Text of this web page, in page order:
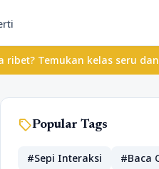
kelas seru dan materi
sellPopular Tags
#Sepi Interaksi
#Baca